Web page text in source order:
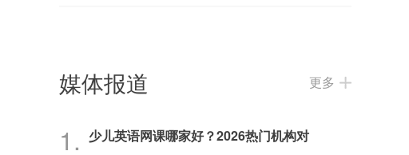
媒体报道 更多
少儿英语网课哪家好？2026热门机构对